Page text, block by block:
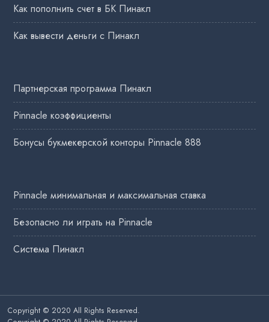
Как пополнить счет в БК Пинакл
Как вывести деньги с Пинакл
Партнерская программа Пинакл
Pinnacle коэффициенты
Бонусы букмекерской конторы Pinnacle 888
Pinnacle минимальная и максимальная ставка
Безопасно ли играть на Pinnacle
Система Пинакл
Copyright © 2020 All Rights Reserved.